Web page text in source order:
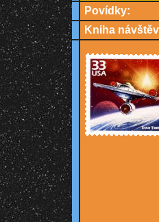
Povídky:
Kniha